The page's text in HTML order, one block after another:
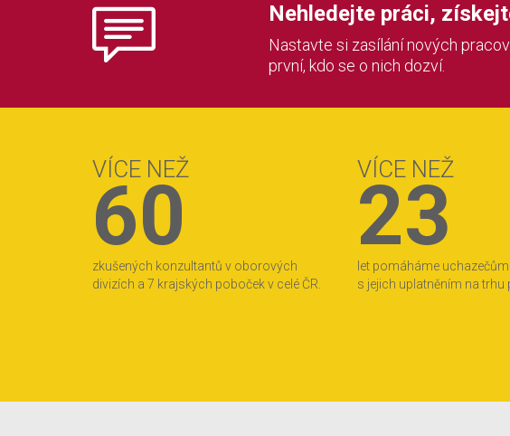
Nehledejte práci,
Nastavte si zasílání nových
první, kdo se o nich dozví.
VÍCE NEŽ
60
zkušených konzultantů v oborových
divizích a 7 krajských poboček v celé ČR.
VÍCE NEŽ
23
let pomáháme
s jejich uplatněním na trhu